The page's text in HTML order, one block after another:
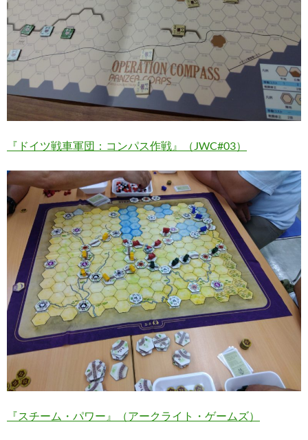
『ドイツ戦車軍団：コンパス作戦』（JWC#03）
『スチーム・パワー』（アークライト・ゲームズ）